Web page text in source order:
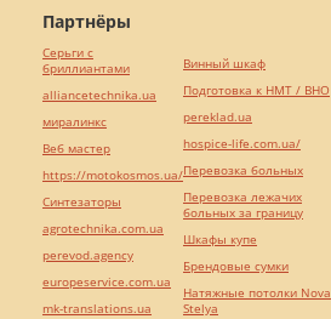
Партнёры
Серьги с
бриллиантами
alliancetechnika.ua
миралинкс
Веб мастер
https://motokosmos.ua/
Синтезаторы
agrotechnika.com.ua
perevod.agency
europeservice.com.ua
mk-translations.ua
Винный шкаф
Подготовка к НМТ / ВНО
pereklad.ua
hospice-life.com.ua/
Перевозка больных
Перевозка лежачих
больных за границу
Шкафы купе
Брендовые сумки
Натяжные потолки Nova
Stelya